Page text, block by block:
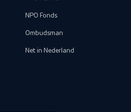
NPO Fonds
Ombudsman
Net in Nederland